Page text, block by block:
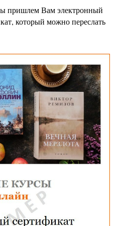
пришлем Вам электронный
который можно переслать